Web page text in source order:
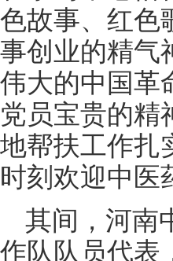
色故事、红色
事创业的精气
伟大的中国革
党员宝贵的精
地帮扶工作扎
时刻欢迎中医
其间，河南
作队队员代表